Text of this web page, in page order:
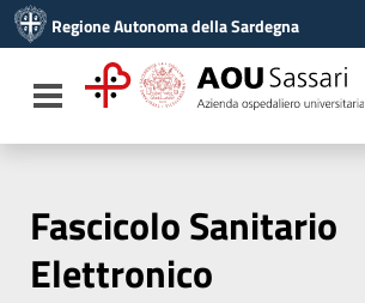
Vai al menu di navigazione
Vai al footer
Regione Autonoma della Sardegna
Toggle navigation
Fascicolo Sanitario
Elettronico